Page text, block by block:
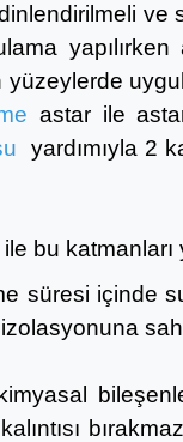
ve
yapılırken
yüzeylerde
astar ile
yardımıyla 2
bu katmanları
süresi içinde